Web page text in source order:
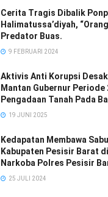
Cerita Tragis Dibalik
Halimatussa’diyah,
Predator Buas.
9 FEBRUARI 2024
Aktivis Anti Korupsi
Mantan Gubernur
Pengadaan Tanah Pada
19 JUNI 2025
Kedapatan Membawa
Kabupaten Pesisir Barat
Narkoba Polres Pesisir
25 JULI 2024